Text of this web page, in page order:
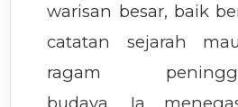
warisan besar, baik
catatan sejarah
ragam